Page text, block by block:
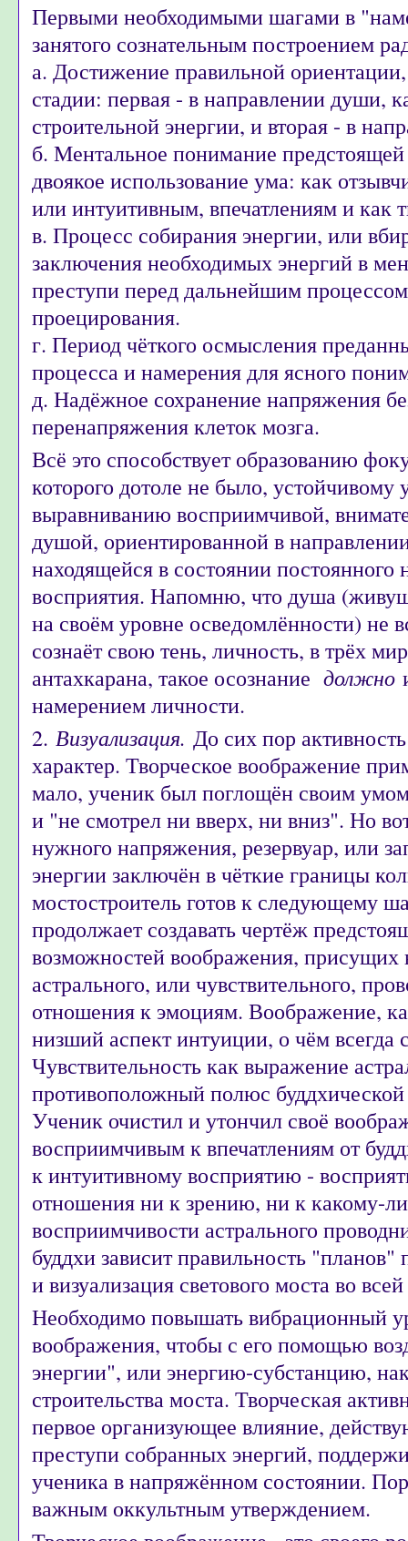
Первыми необходимыми шагами в
занятого сознательным построением
а. Достижение правильной
стадии: первая - в направлении души,
строительной энергии, и вторая - в
б. Ментальное понимание
двоякое использование ума: как
или интуитивным, впечатлениям и как
в. Процесс собирания энергии, или
заключения необходимых энергий в
преступи перед дальнейшим
проецирования.
г. Период чёткого осмысления
процесса и намерения для ясного
д. Надёжное сохранение напряжения
перенапряжения клеток мозга.
Всё это способствует образованию
которого дотоле не было,
выравниванию восприимчивой,
душой, ориентированной в
находящейся в состоянии постоянного
восприятия. Напомню, что душа
на своём уровне осведомлённости) не
сознаёт свою тень, личность, в трёх
антахкарана, такое осознание должно
намерением личности.
2. Визуализация. До сих пор
характер. Творческое воображение
мало, ученик был поглощён своим
и "не смотрел ни вверх, ни вниз". Но
нужного напряжения, резервуар, или
энергии заключён в чёткие границы
мостостроитель готов к следующему
продолжает создавать чертёж
возможностей воображения,
астрального, или чувствительного,
отношения к эмоциям. Воображение,
низший аспект интуиции, о чём всегда
Чувствительность как выражение
противоположный полюс буддхической
Ученик очистил и утончил своё
восприимчивым к впечатлениям от
к интуитивному восприятию -
отношения ни к зрению, ни к какому-
восприимчивости астрального
буддхи зависит правильность
и визуализация светового моста во
Необходимо повышать вибрационный
воображения, чтобы с его помощью
энергии", или энергию-субстанцию,
строительства моста. Творческая
первое организующее влияние,
преступи собранных энергий,
ученика в напряжённом состоянии.
важным оккультным утверждением.